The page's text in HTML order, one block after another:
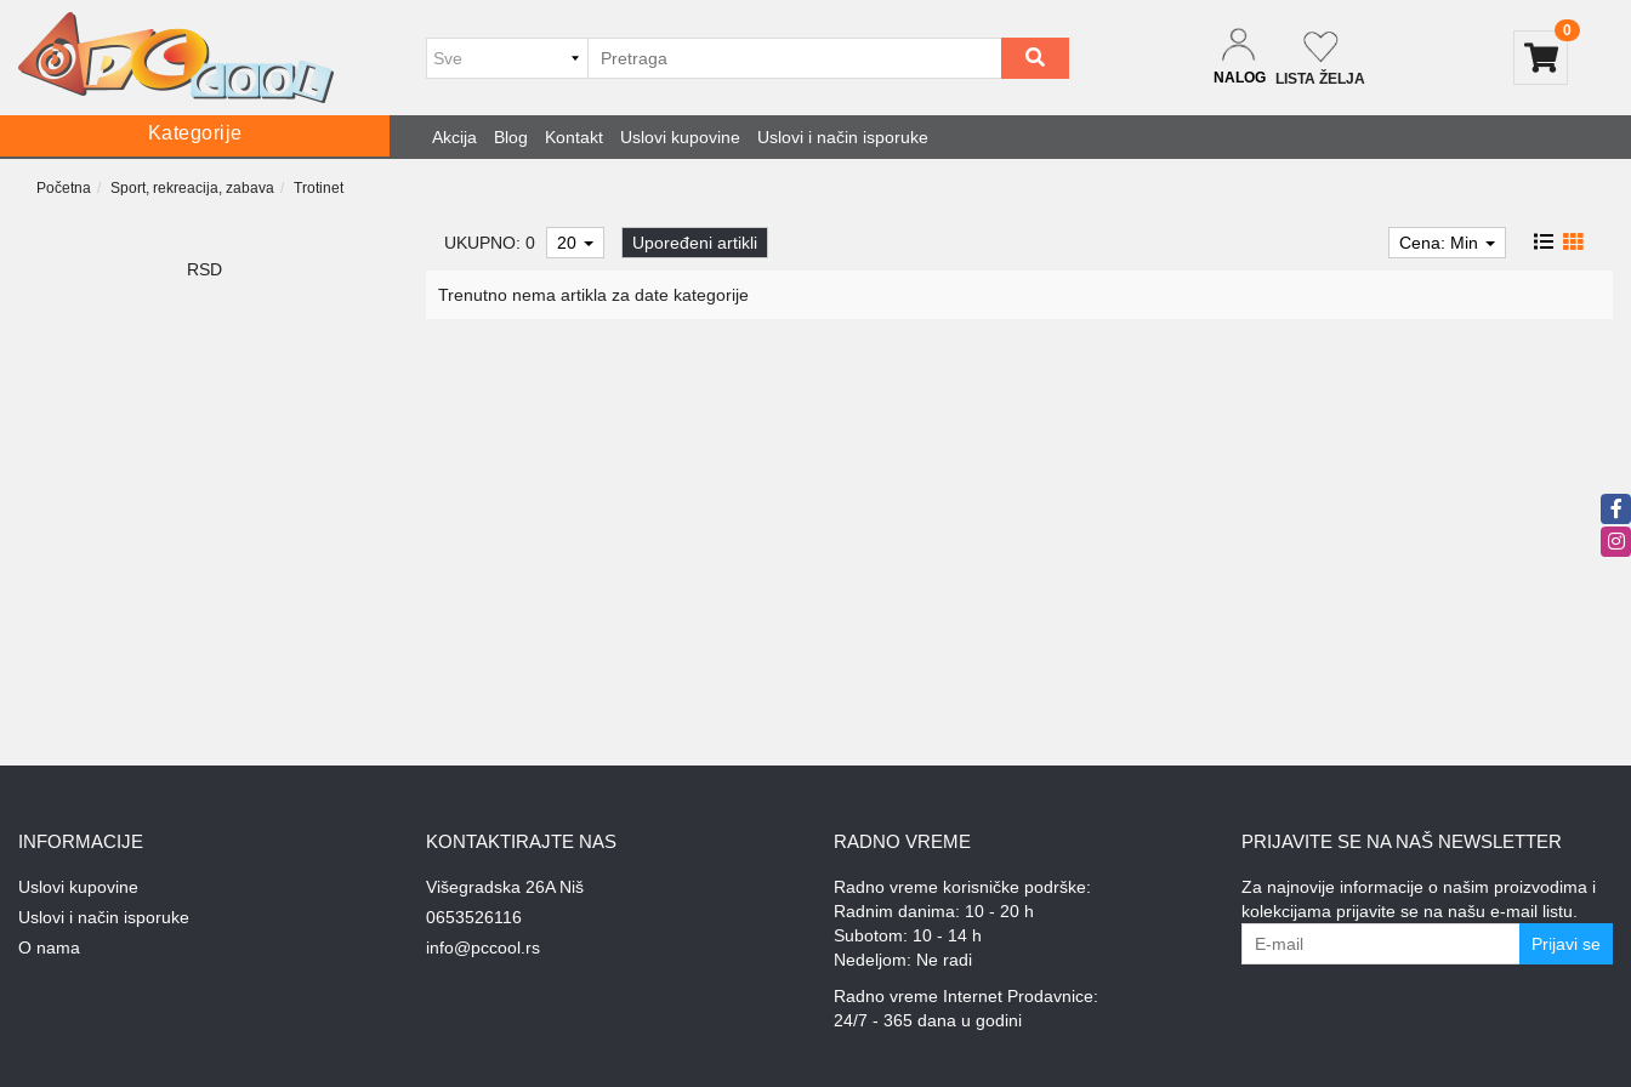
NALOG LISTA ŽELJA
0
Kategorije Akcija Blog Kontakt Uslovi kupovine Uslovi i način isporuke
Početna Sport, rekreacija, zabava Trotinet
RSD
UKUPNO: 0 20 Upoređeni artikli Cena: Min
Trenutno nema artikla za date kategorije
INFORMACIJE
Uslovi kupovine
Uslovi i način isporuke
O nama
KONTAKTIRAJTE NAS
Višegradska 26A Niš
0653526116
info@pccool.rs
RADNO VREME
Radno vreme korisničke podrške:
Radnim danima: 10 - 20 h
Subotom: 10 - 14 h
Nedeljom: Ne radi
Radno vreme Internet Prodavnice:
24/7 - 365 dana u godini
PRIJAVITE SE NA NAŠ NEWSLETTER
Za najnovije informacije o našim proizvodima i
kolekcijama prijavite se na našu e-mail listu.
Prijavi se